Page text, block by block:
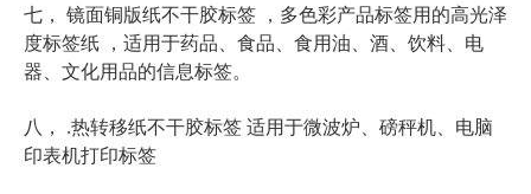
七， 镜面铜版纸不干胶标签 ，多色彩产品标签用的高光泽
度标签纸 ，适用于药品、食品、食用油、酒、饮料、电
器、文化用品的信息标签。
八， .热转移纸不干胶标签 适用于微波炉、磅秤机、电脑
印表机打印标签